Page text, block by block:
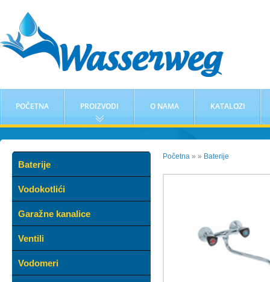
POČETNA PROIZVODI O NAMA KATALOZI
Baterije
Vodokotlići
Garažne kanalice
Ventili
Vodomeri
Početna » » Baterije